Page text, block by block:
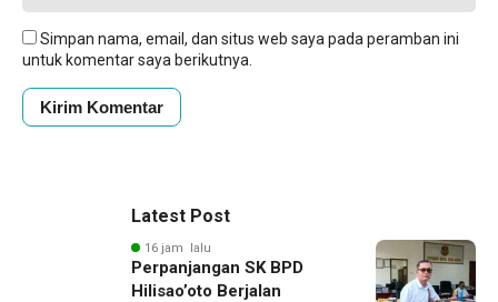
Simpan nama, email, dan situs web saya pada peramban ini
untuk komentar saya berikutnya.
Latest Post
16 jam lalu
Perpanjangan SK BPD
Hilisao’oto Berjalan